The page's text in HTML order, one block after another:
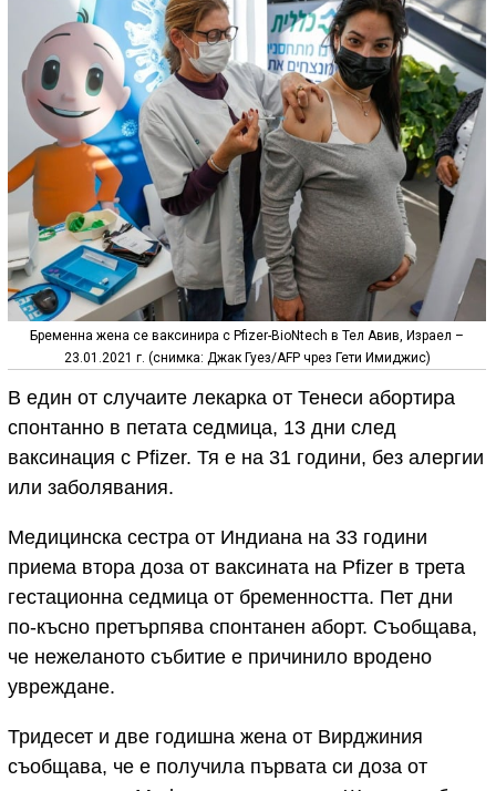
Бременна жена се ваксинира с Pfizer-BioNtech в Тел Авив, Израел –
23.01.2021 г. (снимка: Джак Гуез/AFP чрез Гети Имиджис)
В един от случаите лекарка от Тенеси абортира
спонтанно в петата седмица, 13 дни след
ваксинация с Pfizer. Тя е на 31 години, без алергии
или заболявания.
Медицинска сестра от Индиана на 33 години
приема втора доза от ваксината на Pfizer в трета
гестационна седмица от бременността. Пет дни
по-късно претърпява спонтанен аборт. Съобщава,
че нежеланото събитие е причинило вродено
увреждане.
Тридесет и две годишна жена от Вирджиния
съобщава, че е получила първата си доза от